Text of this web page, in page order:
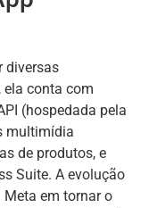
diversas
ela conta com
(hospedada pela
multimídia
de produtos, e
Suite. A evolução
em tornar o